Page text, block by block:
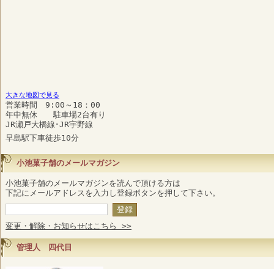
大きな地図で見る
営業時間 9:00～18：00
年中無休 駐車場2台有り
JR瀬戸大橋線･JR宇野線
早島駅下車徒歩10分
小池菓子舗のメールマガジン
小池菓子舗のメールマガジンを読んで頂ける方は
下記にメールアドレスを入力し登録ボタンを押して下さい。
変更・解除・お知らせはこちら >>
管理人 四代目